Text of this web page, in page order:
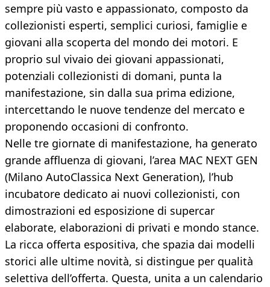
sempre più vasto e appassionato, composto da
collezionisti esperti, semplici curiosi, famiglie e
giovani alla scoperta del mondo dei motori. E
proprio sul vivaio dei giovani appassionati,
potenziali collezionisti di domani, punta la
manifestazione, sin dalla sua prima edizione,
intercettando le nuove tendenze del mercato e
proponendo occasioni di confronto.
Nelle tre giornate di manifestazione, ha generato
grande affluenza di giovani, l’area MAC NEXT GEN
(Milano AutoClassica Next Generation), l’hub
incubatore dedicato ai nuovi collezionisti, con
dimostrazioni ed esposizione di supercar
elaborate, elaborazioni di privati e mondo stance.
La ricca offerta espositiva, che spazia dai modelli
storici alle ultime novità, si distingue per qualità
selettiva dell’offerta. Questa, unita a un calendario